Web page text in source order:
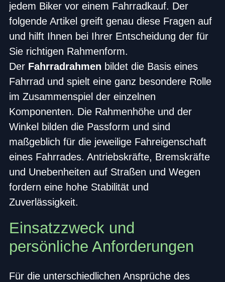
jedem Biker vor einem Fahrradkauf. Der
folgende Artikel greift genau diese Fragen auf
und hilft Ihnen bei Ihrer Entscheidung der für
Sie richtigen Rahmenform.
Der Fahrradrahmen bildet die Basis eines
Fahrrad und spielt eine ganz besondere Rolle
im Zusammenspiel der einzelnen
Komponenten. Die Rahmenhöhe und der
Winkel bilden die Passform und sind
maßgeblich für die jeweilige Fahreigenschaft
eines Fahrrades. Antriebskräfte, Bremskräfte
und Unebenheiten auf Straßen und Wegen
fordern eine hohe Stabilität und
Zuverlässigkeit.
Einsatzzweck und
persönliche Anforderungen
Für die unterschiedlichen Ansprüche des